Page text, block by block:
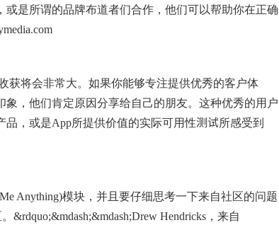
是所谓的品牌布道者们合作，他们可以帮助你在正确
获将会非常大。如果你能够专注提供优秀的客户体
，他们肯定原因分享给自己的朋友。这种优秀的用户
，或是App所提供价值的实际可用性测试所感受到
Anything)模块，并且要仔细思考一下来自社区的问题
Hendricks，来自